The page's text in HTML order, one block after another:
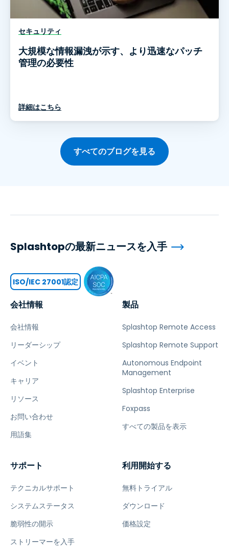
セキュリティ
大規模な情報漏洩が示す、より迅速なパッチ
管理の必要性
詳細はこちら
すべてのブログを見る
会社情報
会社情報
リーダーシップ
イベント
キャリア
リソース
お問い合わせ
用語集
製品
Splashtop Remote Access
Splashtop Remote Support
Autonomous Endpoint
Management
Splashtop Enterprise
Foxpass
すべての製品を表示
サポート
テクニカルサポート
システムステータス
脆弱性の開示
ストリーマーを入手
利用開始する
無料トライアル
ダウンロード
価格設定
Splashtopの最新ニュースを入手
ISO/IEC 27001認定